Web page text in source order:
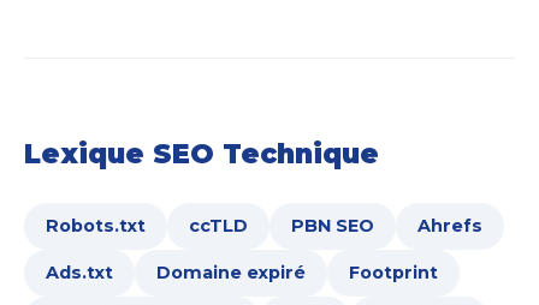
Lexique SEO Technique
Robots.txt ccTLD PBN SEO Ahrefs
Ads.txt Domaine expiré Footprint